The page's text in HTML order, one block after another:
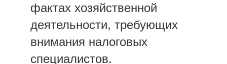
фактах хозяйственной
деятельности, требующих
внимания налоговых
специалистов.